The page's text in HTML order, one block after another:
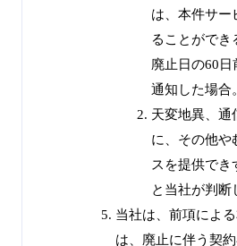
は、本件サー
ることができ
廃止日の60
通知した場合。
天変地異、通
に、その他や
スを提供でき
と当社が判断
当社は、前項によ
は、廃止に伴う契